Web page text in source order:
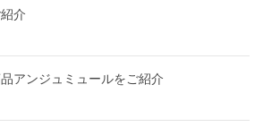
介
アンジュミュールをご紹介